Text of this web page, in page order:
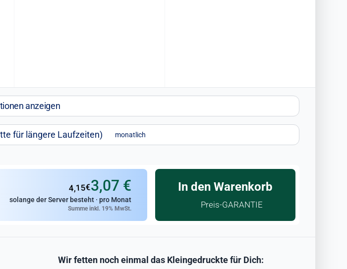
anzeigen
für längere Laufzeiten) monatlich
4,15€3,07 €
solange der Server besteht · pro Monat
Summe inkl. 19% MwSt.
In den Warenkorb
Preis-GARANTIE
Wir fetten noch einmal das Kleingedruckte für Dich: